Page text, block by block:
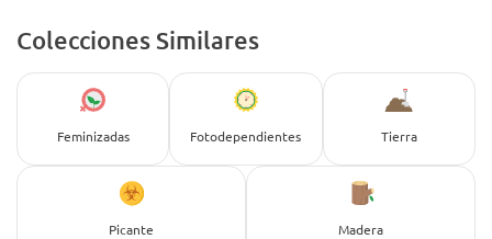
Colecciones Similares
Feminizadas Fotodependientes Tierra
Picante Madera